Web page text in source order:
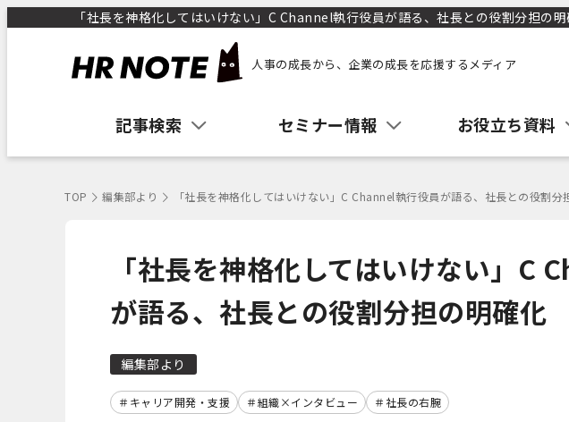
「社長を神格化してはいけない」C Channel執行役員が語る、社長との役割分担の
人事の成長から、企業の成長を応援するメディア
記事検索 セミナー情報 お役立ち資料
TOP 編集部より 「社長を神格化してはいけない」C Channel執行役員が語る、社長との役割分
「社長を神格化してはいけない」C
が語る、社長との役割分担の明確化
編集部より
キャリア開発・支援 組織×インタビュー 社長の右腕